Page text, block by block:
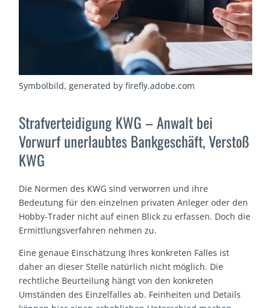
Symbolbild, generated by firefly.adobe.com
Strafverteidigung KWG – Anwalt bei
Vorwurf unerlaubtes Bankgeschäft, Verstoß
KWG
Die Normen des KWG sind verworren und ihre
Bedeutung für den einzelnen privaten Anleger oder den
Hobby-Trader nicht auf einen Blick zu erfassen. Doch die
Ermittlungsverfahren nehmen zu.
Eine genaue Einschätzung Ihres konkreten Falles ist
daher an dieser Stelle natürlich nicht möglich. Die
rechtliche Beurteilung hängt von den konkreten
Umständen des Einzelfalles ab. Feinheiten und Details